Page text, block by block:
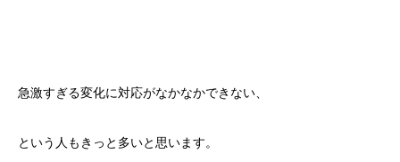
急激すぎる変化に対応がなかなかできない、
という人もきっと多いと思います。